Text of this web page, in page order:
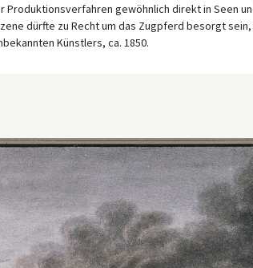
gewöhnlich direkt in Seen
dürfte zu Recht um das Zugpferd besorgt sein,
Künstlers, ca. 1850.